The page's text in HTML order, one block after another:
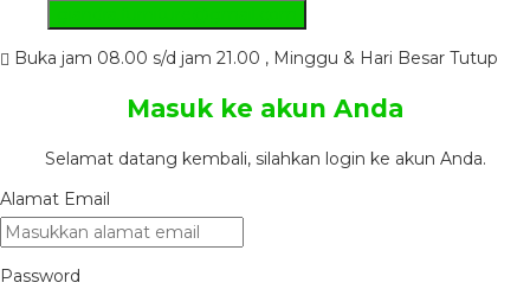
Buka jam 08.00 s/d jam 21.00 , Minggu & Hari Besar Tutup
Masuk ke akun Anda
Selamat datang kembali, silahkan login ke akun Anda.
Alamat Email
Password